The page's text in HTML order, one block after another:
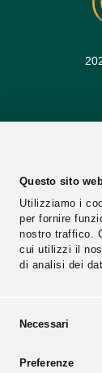
Questo sito
Utilizziamo i
per fornire
nostro traffico.
cui utilizzi il
di analisi dei
Necessari
Preferenze